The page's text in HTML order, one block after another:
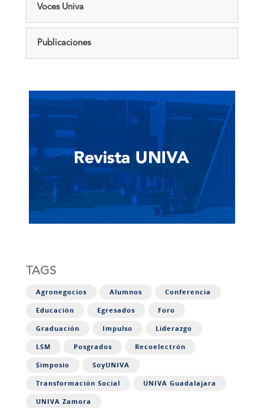
Voces Univa
Publicaciones
TAGS
Agronegocios Alumnos Conferencia
Educación Egresados Foro
Graduación Impulso Liderazgo
LSM Posgrados Recoelectrón
Simposio SoyUNIVA
Transformación Social UNIVA Guadalajara
UNIVA Zamora